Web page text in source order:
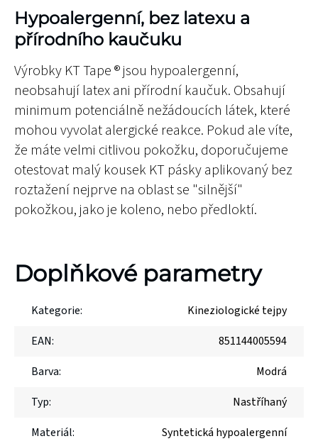
Hypoalergenní, bez latexu a
přírodního kaučuku
Výrobky KT Tape ® jsou hypoalergenní,
neobsahují latex ani přírodní kaučuk. Obsahují
minimum potenciálně nežádoucích látek, které
mohou vyvolat alergické reakce. Pokud ale víte,
že máte velmi citlivou pokožku, doporučujeme
otestovat malý kousek KT pásky aplikovaný bez
roztažení nejprve na oblast se "silnější"
pokožkou, jako je koleno, nebo předloktí.
Doplňkové parametry
Kategorie:
Kineziologické tejpy
EAN:
851144005594
Barva:
Modrá
Typ:
Nastříhaný
Materiál:
Syntetická hypoalergenní